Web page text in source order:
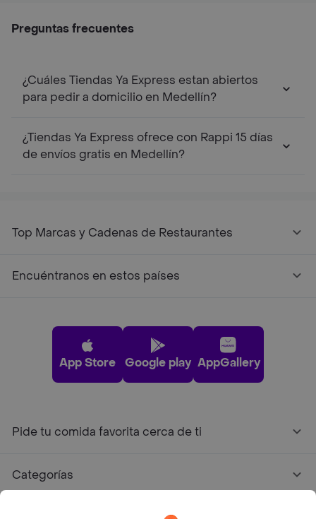
Preguntas frecuentes
¿Cuáles Tiendas Ya Express estan abiertos
para pedir a domicilio en Medellín?
¿Tiendas Ya Express ofrece con Rappi 15 días
de envíos gratis en Medellín?
Top Marcas y Cadenas de Restaurantes
Encuéntranos en estos países
App Store Google play AppGallery
Pide tu comida favorita cerca de ti
Categorías